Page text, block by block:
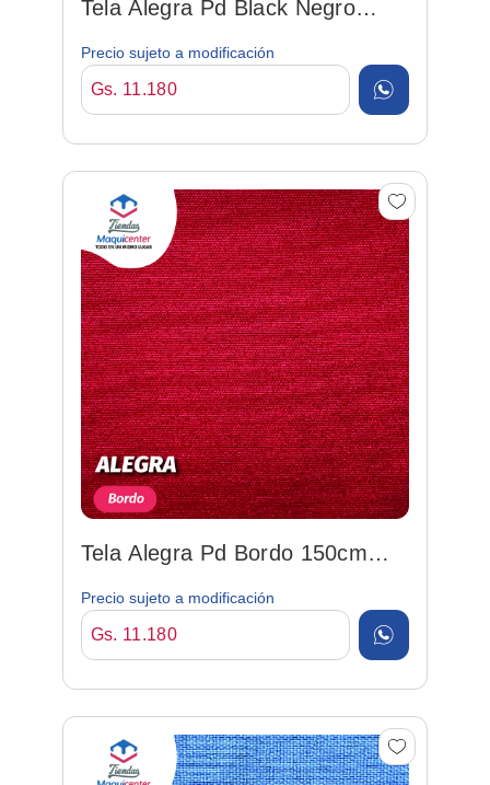
Tela Alegra Pd Black Negro
Precio sujeto a modificación
Gs. 11.180
Tela Alegra Pd Bordo 150cm
Precio sujeto a modificación
Gs. 11.180